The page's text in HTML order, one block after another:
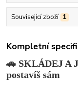
Související zboží 1
Kompletní
🚗 SKLÁDEJ A
postavíš sám